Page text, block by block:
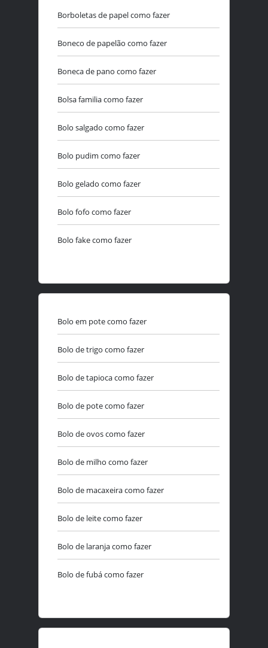
Borboletas de papel como fazer
Boneco de papelão como fazer
Boneca de pano como fazer
Bolsa familia como fazer
Bolo salgado como fazer
Bolo pudim como fazer
Bolo gelado como fazer
Bolo fofo como fazer
Bolo fake como fazer
Bolo em pote como fazer
Bolo de trigo como fazer
Bolo de tapioca como fazer
Bolo de pote como fazer
Bolo de ovos como fazer
Bolo de milho como fazer
Bolo de macaxeira como fazer
Bolo de leite como fazer
Bolo de laranja como fazer
Bolo de fubá como fazer